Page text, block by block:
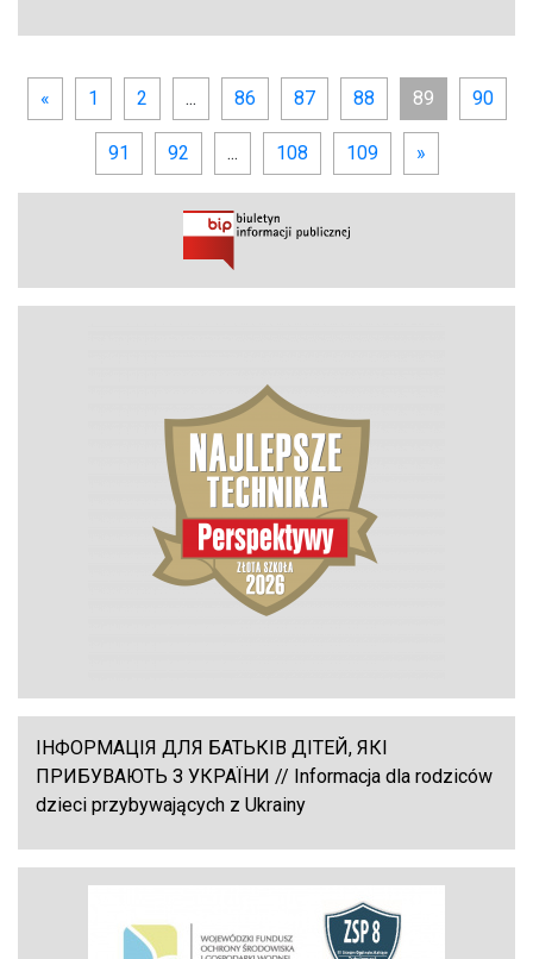
ІНФОРМАЦІЯ ДЛЯ БАТЬКІВ ДІТЕЙ, ЯКІ
ПРИБУВАЮТЬ З УКРАЇНИ // Informacja dla rodziców
dzieci przybywających z Ukrainy
« 1 2 ... 86 87 88 89 90
91 92 ... 108 109 »